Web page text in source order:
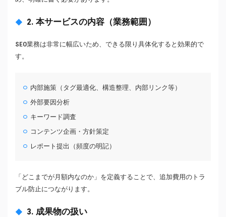
2. 本サービスの内容（業務範囲）
SEO業務は非常に幅広いため、できる限り具体化すると効果的で
す。
内部施策（タグ最適化、構造整理、内部リンク等）
外部要因分析
キーワード調査
コンテンツ企画・方針策定
レポート提出（頻度の明記）
「どこまでが月額内なのか」を定義することで、追加費用のトラ
ブル防止につながります。
3. 成果物の扱い